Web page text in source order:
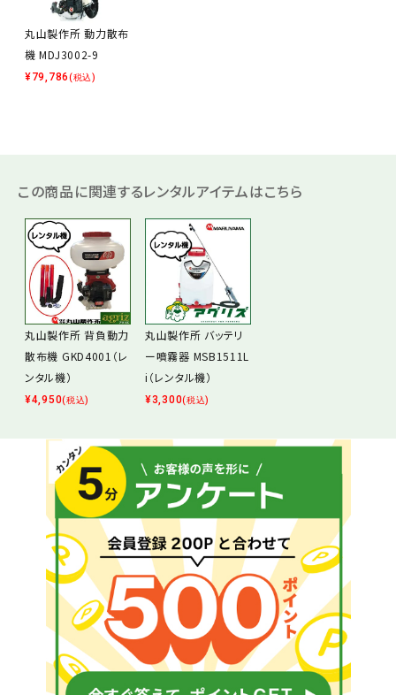
丸山製作所 動力散布
機 MDJ3002-9
¥79,786(税込)
この商品に関連するレンタルアイテムはこちら
丸山製作所 背負動力
散布機 GKD4001（レ
ンタル機）
¥4,950(税込)
丸山製作所 バッテリ
ー噴霧器 MSB1511L
i（レンタル機）
¥3,300(税込)